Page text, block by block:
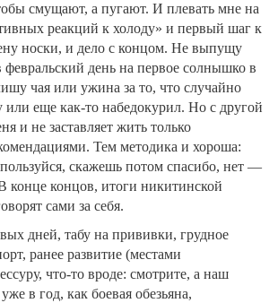
смущают, а пугают. И плевать мне на
реакций к холоду» и первый шаг к
носки, и дело с концом. Не выпущу
февральский день на первое солнышко в
чая или ужина за то, что случайно
еще как-то набедокурил. Но с другой
и не заставляет жить только
Тем методика и хороша:
скажешь потом спасибо, нет —
конце концов, итоги никитинской
сами за себя.
дней, табу на прививки, грудное
ранее развитие (местами
что-то вроде: смотрите, а наш
в год, как боевая обезьяна,